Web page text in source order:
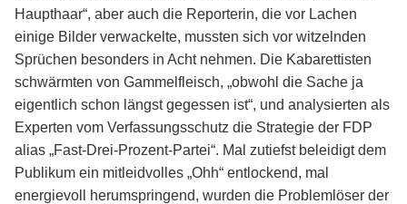
Haupthaar“, aber auch die Reporterin, die vor Lachen
einige Bilder verwackelte, mussten sich vor witzelnden
Sprüchen besonders in Acht nehmen. Die Kabarettisten
schwärmten von Gammelfleisch, „obwohl die Sache ja
eigentlich schon längst gegessen ist“, und analysierten als
Experten vom Verfassungsschutz die Strategie der FDP
alias „Fast-Drei-Prozent-Partei“. Mal zutiefst beleidigt dem
Publikum ein mitleidvolles „Ohh“ entlockend, mal
energievoll herumspringend, wurden die Problemlöser der